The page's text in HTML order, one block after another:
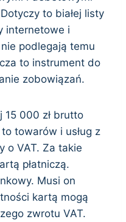
to białej listy
internetowe i
podlegają temu
to instrument do
zobowiązań.
15 000 zł brutto
towarów i usług z
o VAT. Za takie
płatniczą.
Musi on
kartą mogą
zwrotu VAT.